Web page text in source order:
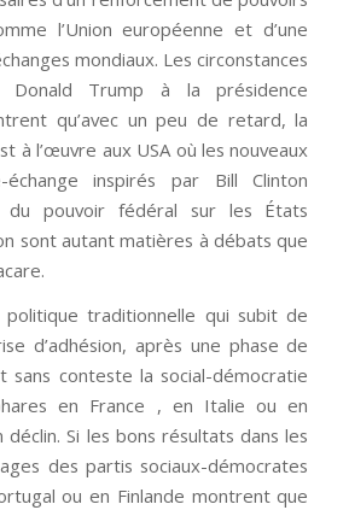
l’Union européenne et d’une
mondiaux. Les circonstances
Donald Trump à la présidence
qu’avec un peu de retard, la
à l’œuvre aux USA où les nouveaux
inspirés par Bill Clinton
du pouvoir fédéral sur les États
sont autant matières à débats que
politique traditionnelle qui subit de
d’adhésion, après une phase de
conteste la social-démocratie
en France , en Italie ou en
déclin. Si les bons résultats dans les
des partis sociaux-démocrates
ou en Finlande montrent que